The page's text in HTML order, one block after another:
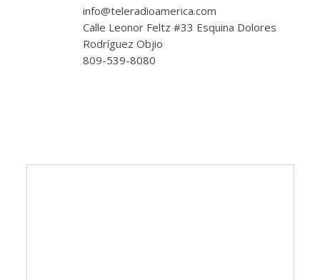
info@teleradioamerica.com
Calle Leonor Feltz #33 Esquina Dolores
Rodríguez Objio
809-539-8080